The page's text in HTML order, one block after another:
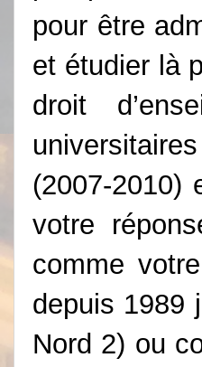
pour être
et étudier là
droit
(2007-2010)
votre
comme
depuis 1989
Nord 2) ou